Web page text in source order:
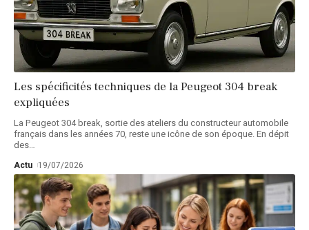
Les spécificités techniques de la Peugeot 304 break
expliquées
La Peugeot 304 break, sortie des ateliers du constructeur automobile
français dans les années 70, reste une icône de son époque. En dépit
des…
Actu 19/07/2026